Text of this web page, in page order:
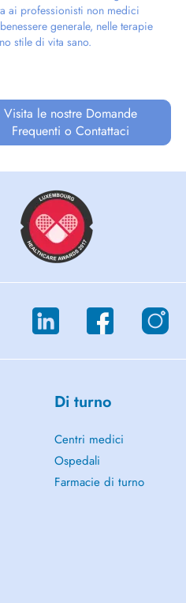
80% OF THE TOTAL COST OF
to Eastern Medicine.
be modified, cancelled on
until 48 hours before your
ARE NOT A SUBSTITUTE
OR MEDICAL
ai professionisti non medici
generale, nelle terapie
stile di vita sano.
Visita le nostre Domande
Frequenti o Contattaci
Di turno
Centri medici
Ospedali
Farmacie di turno